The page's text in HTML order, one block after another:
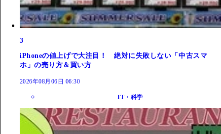
3
iPhoneの値上げで大注目！ 絶対に失敗しない「中古スマ
ホ」の売り方＆買い方
2026年08月06日 06:30
IT・科学